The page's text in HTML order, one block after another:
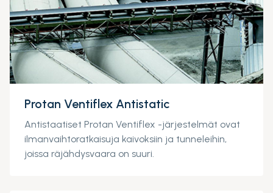
Protan Ventiflex Antistatic
Antistaatiset Protan Ventiflex -järjestelmät ovat
ilmanvaihtoratkaisuja kaivoksiin ja tunneleihin,
joissa räjähdysvaara on suuri.